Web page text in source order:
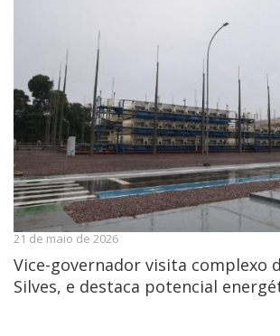
21 de maio de 2026
Vice-governador visita complexo
Silves, e destaca potencial